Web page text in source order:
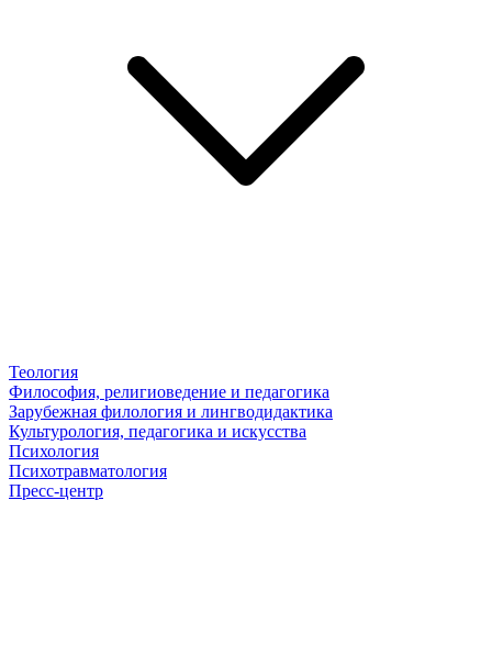
Теология
Философия, религиоведение и педагогика
Зарубежная филология и лингводидактика
Культурология, педагогика и искусства
Психология
Психотравматология
Пресс-центр